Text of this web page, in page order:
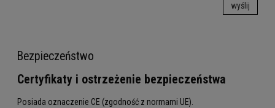
wyślij
Bezpieczeństwo
Certyfikaty i ostrzeżenie bezpieczeństwa
Posiada oznaczenie CE (zgodność z normami UE).